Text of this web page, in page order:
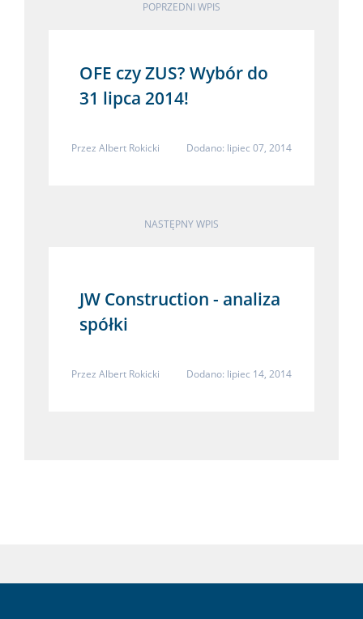
POPRZEDNI WPIS
OFE czy ZUS? Wybór do
31 lipca 2014!
Przez Albert Rokicki Dodano: lipiec 07, 2014
NASTĘPNY WPIS
JW Construction - analiza
spółki
Przez Albert Rokicki Dodano: lipiec 14, 2014